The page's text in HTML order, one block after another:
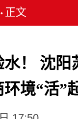
• 正文
！ 沈阳
境“活”